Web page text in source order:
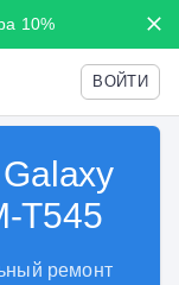
10%
ВОЙТИ
T545
ремонт